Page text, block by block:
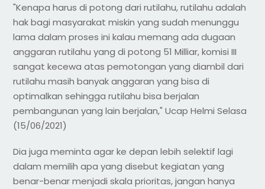
"Kenapa harus di potong dari rutilahu, rutilahu adalah
hak bagi masyarakat miskin yang sudah menunggu
lama dalam proses ini kalau memang ada dugaan
anggaran rutilahu yang di potong 51 Milliar, komisi III
sangat kecewa atas pemotongan yang diambil dari
rutilahu masih banyak anggaran yang bisa di
optimalkan sehingga rutilahu bisa berjalan
pembangunan yang lain berjalan," Ucap Helmi Selasa
(15/06/2021)
Dia juga meminta agar ke depan lebih selektif lagi
dalam memilih apa yang disebut kegiatan yang
benar-benar menjadi skala prioritas, jangan hanya